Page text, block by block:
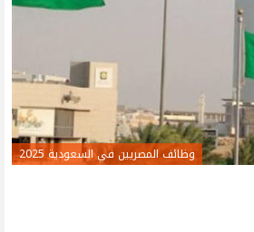
وظائف المصريين في السعودية 2025